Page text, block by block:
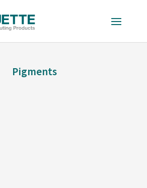
Pigments